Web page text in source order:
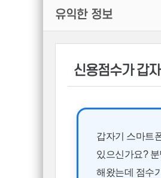
유익한 정보
신용점수가 갑
갑자기 스마트
있으신가요?
해왔는데 점수